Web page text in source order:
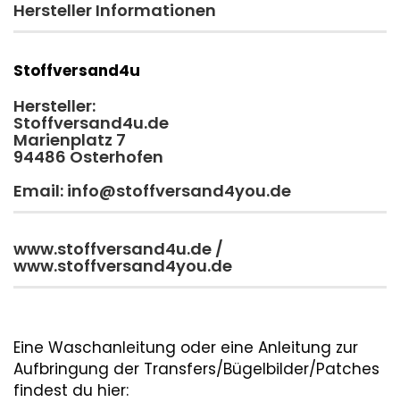
Hersteller Informationen
Stoffversand4u
Hersteller:
Stoffversand4u.de
Marienplatz 7
94486 Osterhofen
Email: info@stoffversand4you.de
www.stoffversand4u.de /
www.stoffversand4you.de
Eine Waschanleitung oder eine Anleitung zur
Aufbringung der Transfers/Bügelbilder/Patches
findest du hier: